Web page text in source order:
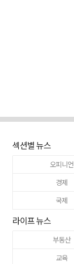
섹션별 뉴스
오피니언
경제
국제
라이프 뉴스
부동산
교육